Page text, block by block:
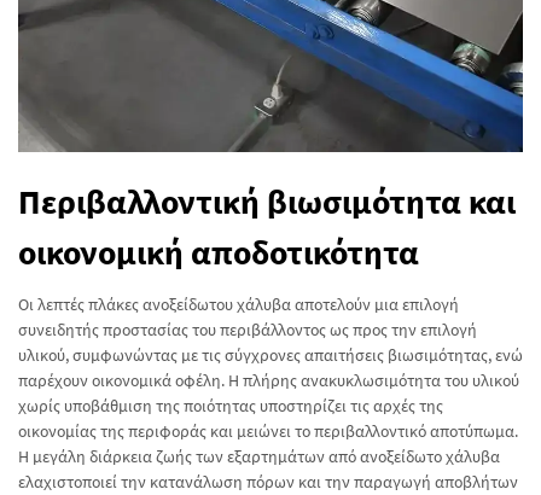
Περιβαλλοντική βιωσιμότητα και
οικονομική αποδοτικότητα
Οι λεπτές πλάκες ανοξείδωτου χάλυβα αποτελούν μια επιλογή
συνειδητής προστασίας του περιβάλλοντος ως προς την επιλογή
υλικού, συμφωνώντας με τις σύγχρονες απαιτήσεις βιωσιμότητας, ενώ
παρέχουν οικονομικά οφέλη. Η πλήρης ανακυκλωσιμότητα του υλικού
χωρίς υποβάθμιση της ποιότητας υποστηρίζει τις αρχές της
οικονομίας της περιφοράς και μειώνει το περιβαλλοντικό αποτύπωμα.
Η μεγάλη διάρκεια ζωής των εξαρτημάτων από ανοξείδωτο χάλυβα
ελαχιστοποιεί την κατανάλωση πόρων και την παραγωγή αποβλήτων